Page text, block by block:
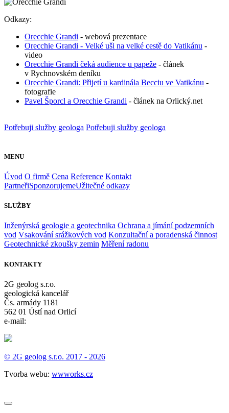
Odkazy:
Orecchie Grandi - webová prezentace
Orecchie Grandi - Velké uši na velké cestě do Vatikánu -
video
Orecchie Grandi čeká audience u papeže - článek
v Rychnovském deníku
Orecchie Grandi: Přijetí u kardinála Becciu ve Vatikánu -
fotografie
Pavel Šporcl a Orecchie Grandi - článek na Orlický.net
Potřebuji služby geologa Potřebuji služby geologa
MENU
Úvod O firmě Cena Reference Kontakt
PartneřiSponzorujemeUžitečné odkazy
SLUŽBY
Inženýrská geologie a geotechnika Ochrana a jímání podzemních
vod Vsakování srážkových vod Konzultační a poradenská činnost
Geotechnické zkoušky zemin Měření radonu
KONTAKTY
2G geolog s.r.o.
geologická kancelář
Čs. armády 1181
562 01 Ústí nad Orlicí
e-mail:
© 2G geolog s.r.o. 2017 - 2026
Tvorba webu: wwworks.cz